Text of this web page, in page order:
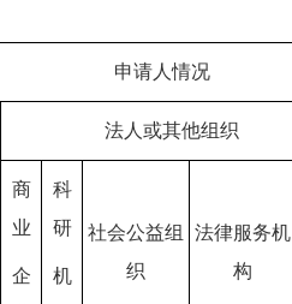
申请人情况
法人或其他组织
商
业
企
科
研
机
社会公益组
织
法律服务机
构